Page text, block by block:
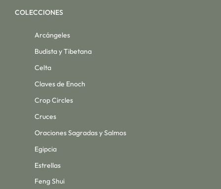
COLECCIONES
Arcángeles
Budista y Tibetana
Celta
Claves de Enoch
Crop Circles
Cruces
Oraciones Sagradas y Salmos
Egipcia
Estrellas
Feng Shui